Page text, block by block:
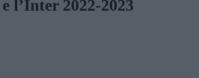
l’Inter 2022-2023